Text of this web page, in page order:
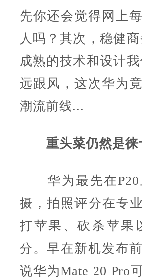
先你还会觉得网上
人吗？其次，稳健
成熟的技术和设计
远跟风，这次华为
潮流前线...
重头菜仍然是徕
华为最先在P20
摄，拍照评分在专
打苹果、砍杀苹果
分。早在新机发布
说华为Mate 20 Pro